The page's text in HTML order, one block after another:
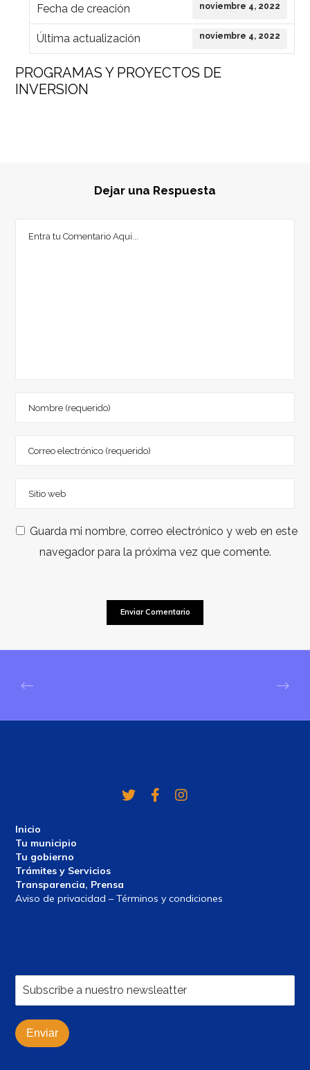
Fecha de creación noviembre 4, 2022
Última actualización noviembre 4, 2022
PROGRAMAS Y PROYECTOS DE
INVERSION
Dejar una Respuesta
Guarda mi nombre, correo electrónico y web en este
navegador para la próxima vez que comente.
Inicio
Tu municipio
Tu gobierno
Trámites y Servicios
Transparencia, Prensa
Aviso de privacidad – Términos y condiciones
Enviar